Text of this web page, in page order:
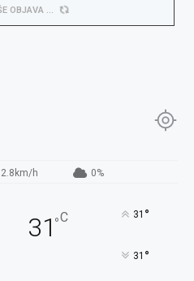
OBJAVA
2.8km/h 0%
31°C 31 °
31 °